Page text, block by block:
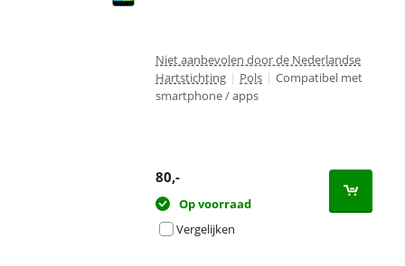
Niet aanbevolen door de Nederlandse
Hartstichting | Pols | Compatibel met
smartphone / apps
80,-
Op voorraad
Vergelijken